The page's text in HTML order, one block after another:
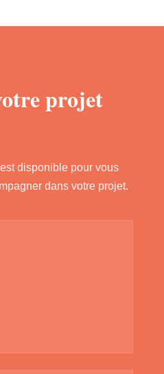
projet
disponible pour vous
dans votre projet.